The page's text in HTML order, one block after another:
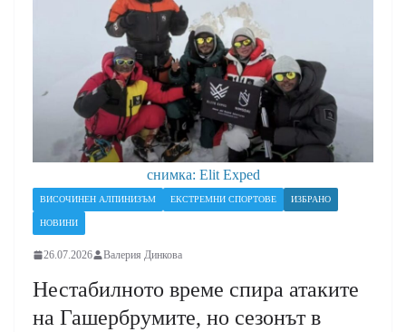
снимка: Elit Exped
ВИСОЧИНЕН АЛПИНИЗЪМ ЕКСТРЕМНИ СПОРТОВЕ ИЗБРАНО
НОВИНИ
26.07.2026 Валерия Динкова
Нестабилното време спира атаките
на Гашербрумите, но сезонът в